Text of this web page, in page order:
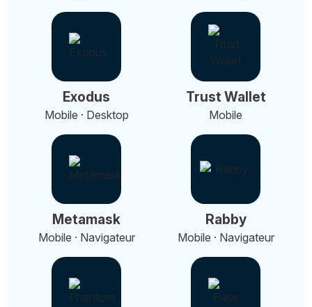
Exodus
Mobile · Desktop
Trust Wallet
Mobile
Metamask
Mobile · Navigateur
Rabby
Mobile · Navigateur